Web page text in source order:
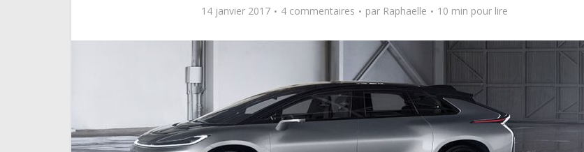
14 janvier 2017 4 commentaires par Raphaelle 10 min pour lire